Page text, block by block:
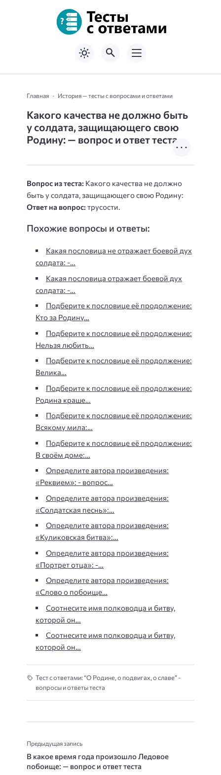
Главная История — тесты с вопросами и ответами
Какого качества не должно быть
у солдата, защищающего свою
Родину: — вопрос и ответ теста
Вопрос из теста: Какого качества не должно
быть у солдата, защищающего свою Родину:
Ответ на вопрос: трусости.
Похожие вопросы и ответы:
Какая пословица не отражает боевой дух
солдата: -…
Какая пословица отражает боевой дух
солдата: -…
Подберите к пословице её продолжение:
Кто за Родину…
Подберите к пословице её продолжение:
Нельзя любить…
Подберите к пословице её продолжение:
Велика…
Подберите к пословице её продолжение:
Родина краше…
Подберите к пословице её продолжение:
Всякому мила:…
Подберите к пословице её продолжение:
В своём доме:…
Определите автора произведения:
«Реквием»: - вопрос…
Определите автора произведения:
«Солдатская песнь»:…
Определите автора произведения:
«Куликовская битва»:…
Определите автора произведения:
«Портрет отца»: -…
Определите автора произведения:
«Слово о побоище…
Соотнесите имя полководца и битву,
которой он…
Соотнесите имя полководца и битву,
которой он…
Тест с ответами: “О Родине, о подвигах, о славе” -
вопросы и ответы теста
Предыдущая запись
В какое время года произошло Ледовое
побоище: — вопрос и ответ теста